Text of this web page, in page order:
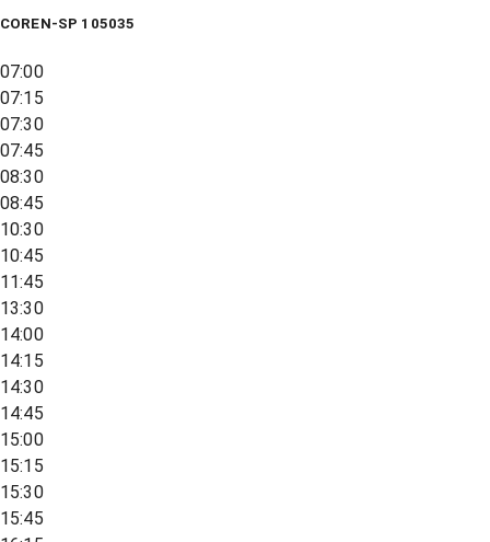
COREN-SP 105035
07:00
07:15
07:30
07:45
08:30
08:45
10:30
10:45
11:45
13:30
14:00
14:15
14:30
14:45
15:00
15:15
15:30
15:45